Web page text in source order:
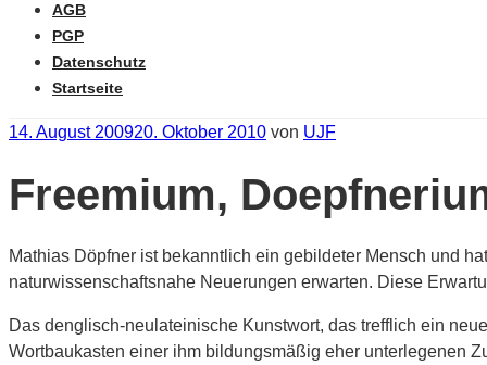
AGB
PGP
Datenschutz
Startseite
Veröffentlicht
14. August 200920. Oktober 2010 von UJF
Freemium,
Mathias Döpfner ist bekanntlich ein gebildeter Mensch und
naturwissenschaftsnahe Neuerungen erwarten. Diese
Das denglisch-neulateinische Kunstwort, das trefflich ein
Wortbaukasten einer ihm bildungsmäßig eher unterlegenen